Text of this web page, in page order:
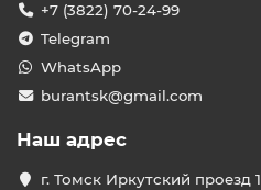
+7 (3822) 70-24-99
Telegram
WhatsApp
burantsk@gmail.com
Наш адрес
г. Томск Иркутский проезд 1